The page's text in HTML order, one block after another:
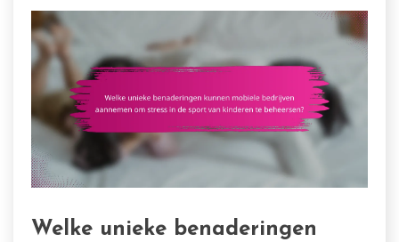
Welke unieke benaderingen